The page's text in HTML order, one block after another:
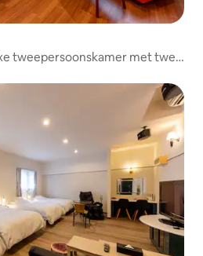
tweepersoonskamer met twee